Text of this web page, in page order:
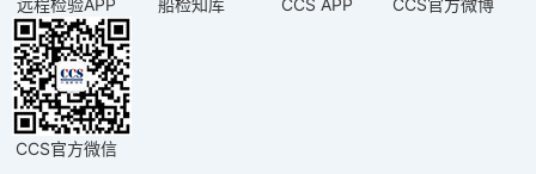
远程检验APP 船检知库 CCS APP CCS官方微博
CCS官方微信